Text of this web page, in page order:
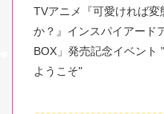
TVアニメ『可愛ければ
か？』インスパイアード
BOX」発売記念イベント
ようこそ"